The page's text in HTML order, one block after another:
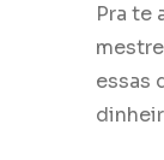
Pra te
essas